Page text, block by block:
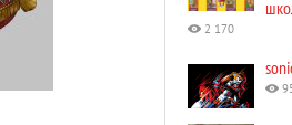
2 170